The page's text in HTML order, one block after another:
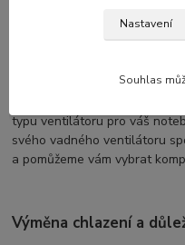
Označení a
Každý výrobce používá své
označení může změnit a
typu ventilátoru pro váš
svého vadného ventilátoru
a pomůžeme vám vybrat
Výměna chlazení a
Nastavení
Souhlas